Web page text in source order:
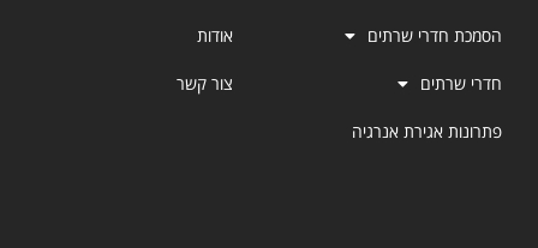
הסמכת חדרי שרתים
חדרי שרתים
פתרונות אגירת אנרגיה
אודות
צור קשר